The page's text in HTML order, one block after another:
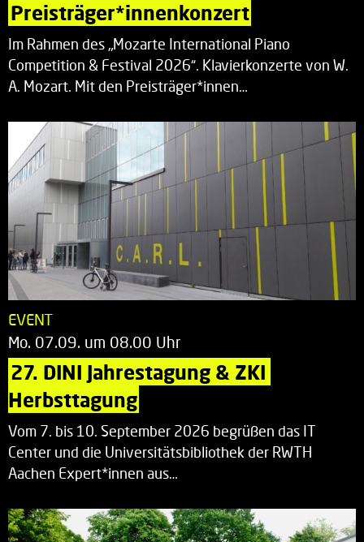
Preisträger*innenkonzert
Im Rahmen des „Mozarte International Piano
Competition & Festival 2026“. Klavierkonzerte von W.
A. Mozart. Mit den Preisträger*innen…
EVENT
Mo. 07.09. um 08.00 Uhr
27. DINI Jahrestagung & ZKI
Herbsttagung
Vom 7. bis 10. September 2026 begrüßen das IT
Center und die Universitätsbibliothek der RWTH
Aachen Expert*innen aus…